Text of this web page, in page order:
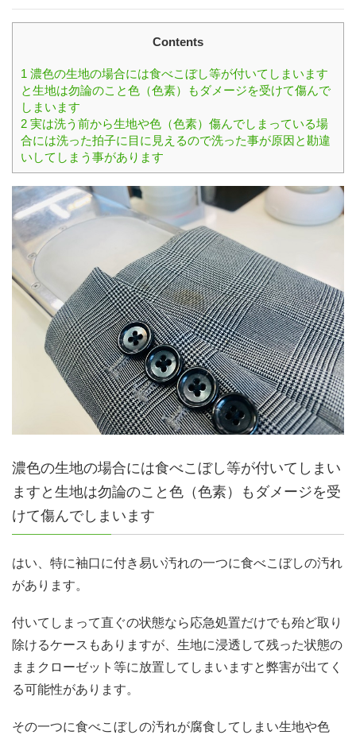
Contents
1 濃色の生地の場合には食べこぼし等が付いてしまいます
と生地は勿論のこと色（色素）もダメージを受けて傷んで
しまいます
2 実は洗う前から生地や色（色素）傷んでしまっている場
合には洗った拍子に目に見えるので洗った事が原因と勘違
いしてしまう事があります
濃色の生地の場合には食べこぼし等が付いてしまい
ますと生地は勿論のこと色（色素）もダメージを受
けて傷んでしまいます
はい、特に袖口に付き易い汚れの一つに食べこぼしの汚れ
があります。
付いてしまって直ぐの状態なら応急処置だけでも殆ど取り
除けるケースもありますが、生地に浸透して残った状態の
ままクローゼット等に放置してしまいますと弊害が出てく
る可能性があります。
その一つに食べこぼしの汚れが腐食してしまい生地や色